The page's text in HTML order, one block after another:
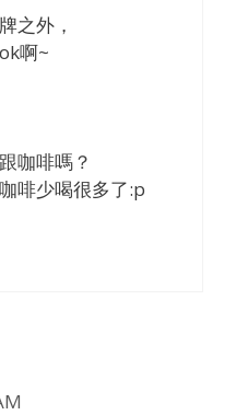
之外，
啊~
咖啡嗎？
啡少喝很多了:p